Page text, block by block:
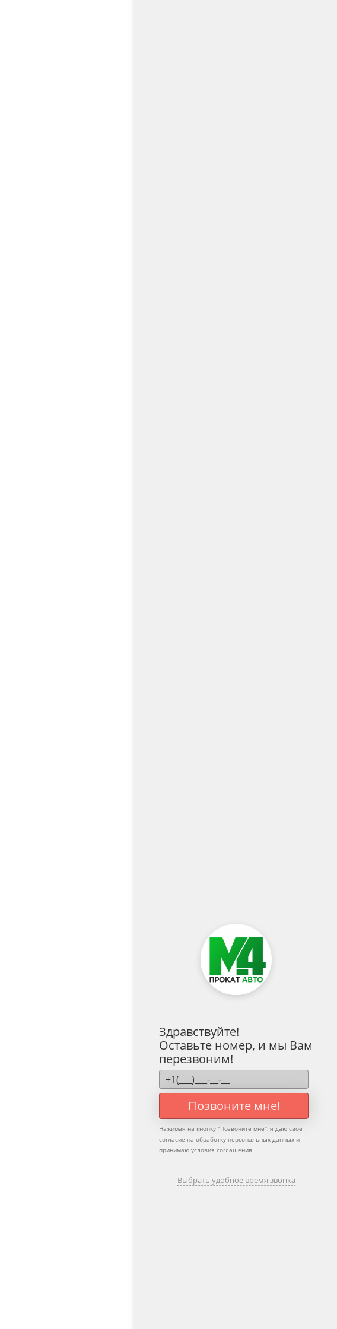
Здравствуйте!
Оставьте номер, и мы Вам
перезвоним!
Позвоните мне!
Нажимая на кнопку "Позвоните мне", я даю свое
согласие на обработку персональных данных и
принимаю условия соглашения
Выбрать удобное время звонка